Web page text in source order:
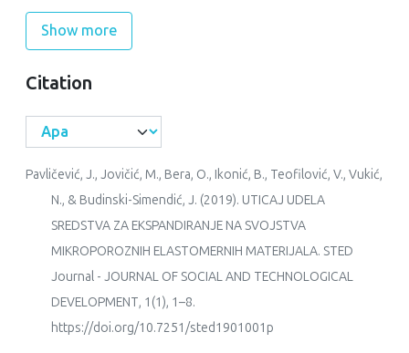
Show more
Citation
Pavličević, J., Jovičić, M., Bera, O., Ikonić, B., Teofilović, V., Vukić,
N., & Budinski-Simendić, J. (2019). UTICAJ UDELA
SREDSTVA ZA EKSPANDIRANJE NA SVOJSTVA
MIKROPOROZNIH ELASTOMERNIH MATERIJALA. STED
Journal - JOURNAL OF SOCIAL AND TECHNOLOGICAL
DEVELOPMENT, 1 (1), 1–8.
https://doi.org/10.7251/sted1901001p